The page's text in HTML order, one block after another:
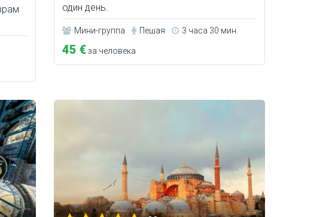
один день.
Мини-группа Пешая 3 часа 30 мин.
45 €за человека